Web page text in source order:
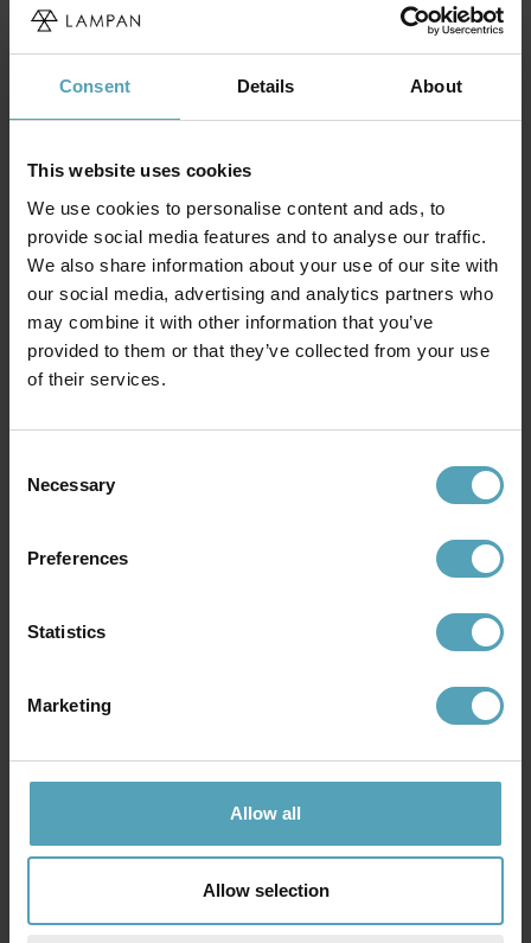
Consent Details About
This website uses cookies
We use cookies to personalise content and ads, to
provide social media features and to analyse our traffic.
We also share information about your use of our site with
our social media, advertising and analytics partners who
may combine it with other information that you’ve
provided to them or that they’ve collected from your use
of their services.
Selection
Necessary
Preferences
Statistics
Marketing
Allow all
Allow selection
LUCIDE
Chayanne 125cm taklampa
3 199 kr
Jessica Ø35 taklampa
2 015 kr
Rek. 2 519 kr
Andra köpte även
KAMPANJ
Ibor 72cm taklampa
Rek. 1 879 kr